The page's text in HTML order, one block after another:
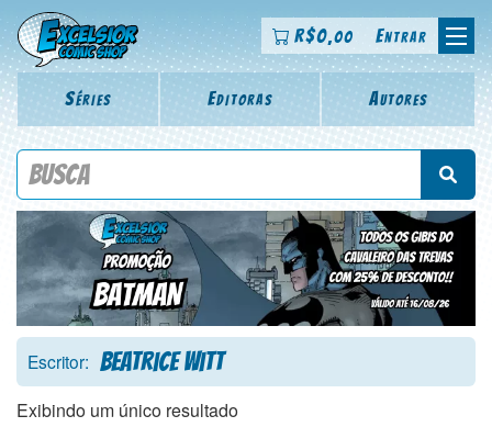
R$0,00 Entrar
Séries Editoras Autores
Procure por título da revista, personagem, série, escritor,
Escritor: Beatrice Witt
Exibindo um único resultado